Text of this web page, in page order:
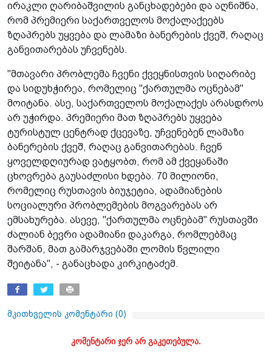
ირაკლი ღარიბაშვილის განცხადებები და აღნიშნა,
რომ პრემიერი საქართველოს მოქალაქეებს
ზღაპრებს უყვება და ლამაზი ბანერების ქვეშ, რაღაც
განვითარებას უჩვენებს.
"მთავარი პრობლემა ჩვენი ქვეყნისთვის სიღარიბე
და სიდუხჭირეა, რომელიც "ქართულმა ოცნებამ"
მოიტანა. ასე, საქართველოს მოქალაქეს არასდროს
არ უჭირდა. პრემიერი მათ ზღაპრებს უყვება
ტურისტულ ცენტრად ქცევაზე, უჩვენებენ ლამაზი
ბანერების ქვეშ, რაღაც განვითარებას. ჩვენ
ყოველდღიურად ვატყობთ, რომ ამ ქვეყანაში
ცხოვრება გაუსაძლისი ხდება. 70 მილიონი,
რომელიც რუსთავის ბიუჯეტია, ადამიანების
სოციალური პრობლემების მოგვარებას არ
ემსახურება. ასევე, "ქართულმა ოცნებამ" რუსთავში
ძალიან ბევრი ადამიანი დაკარგა, რომლებმაც
შარშან, მათ გამარჯვებაში ლომის წვლილი
შეიტანა", - განაცხადა კირკიტაძემ.
მკითხველის კომენტარი (0)
კომენტარი ჯერ არ გაკეთებულა.